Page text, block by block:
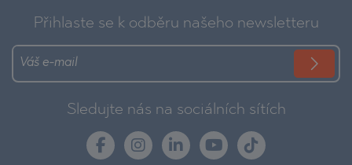
Přihlaste se k odběru našeho newsletteru
Sledujte nás na sociálních sítích